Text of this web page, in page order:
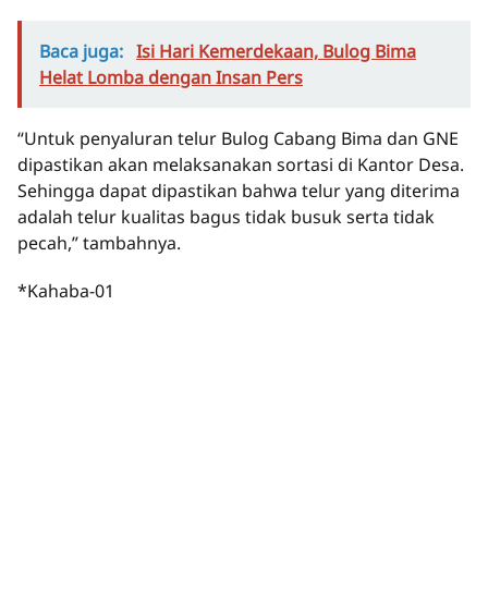
Baca juga: Isi Hari Kemerdekaan, Bulog Bima
Helat Lomba dengan Insan Pers
“Untuk penyaluran telur Bulog Cabang Bima dan GNE
dipastikan akan melaksanakan sortasi di Kantor Desa.
Sehingga dapat dipastikan bahwa telur yang diterima
adalah telur kualitas bagus tidak busuk serta tidak
pecah,” tambahnya.
*Kahaba-01